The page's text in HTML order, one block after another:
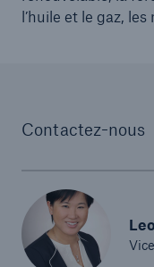
l’huile et le gaz,
Contactez-nous